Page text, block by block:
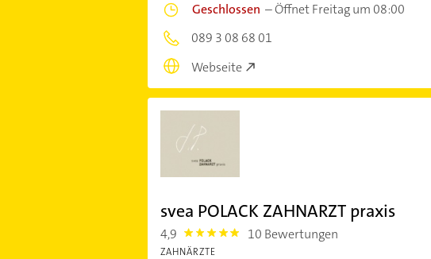
Geschlossen –Öffnet Freitag um 08:00
089 3 08 68 01
Webseite
svea POLACK ZAHNARZT praxis
4,9 4.9 10 Bewertungen
ZAHNÄRZTE